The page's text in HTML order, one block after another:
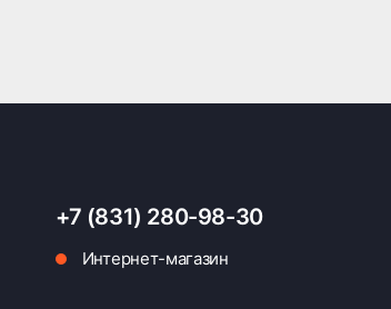
+7 (831) 280-98-30
Интернет-магазин